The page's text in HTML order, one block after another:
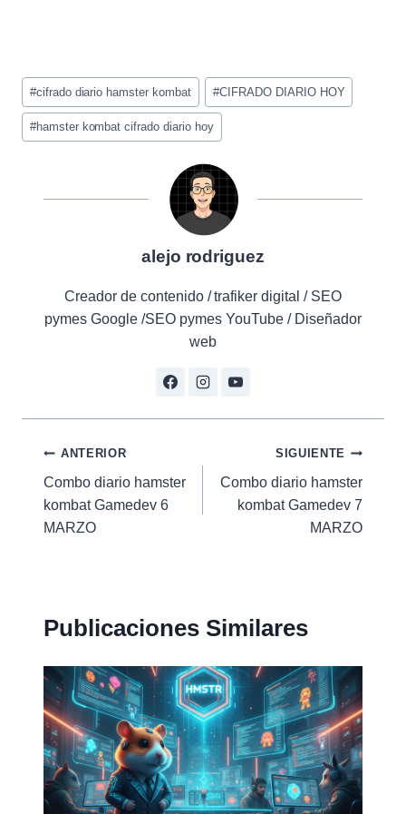
Etiquetas
de
la
#cifrado diario hamster kombat #CIFRADO DIARIO HOY
#hamster kombat cifrado diario hoy
alejo rodriguez
Creador de contenido / trafiker digital / SEO
pymes Google /SEO pymes YouTube / Diseñador
web
Navegación
de
entradas
ANTERIOR
Combo diario hamster
kombat Gamedev 6
MARZO
SIGUIENTE
Combo diario hamster
kombat Gamedev 7
MARZO
Publicaciones Similares